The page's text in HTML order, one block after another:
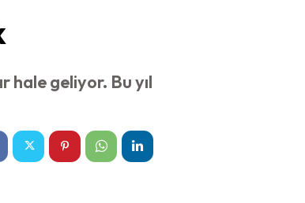
hale geliyor. Bu yıl